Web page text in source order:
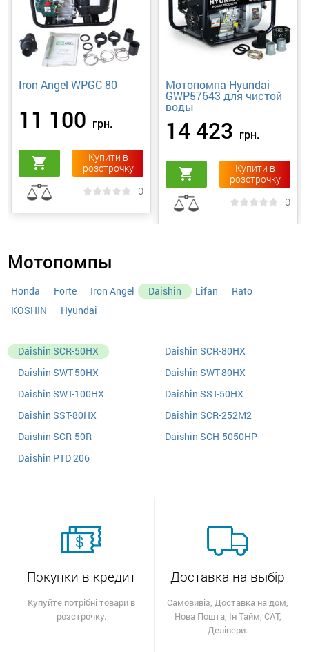
Iron Angel WPGC 80
11 100 грн.
shopping_cart
Купити в
розстрочку
0
Мотопомпа Hyundai
GWP57643 для чистой
воды
14 423 грн.
shopping_cart
Купити в
розстрочку
0
Мотопомпы
Honda Forte Iron Angel Daishin Lifan
Rato
KOSHIN
Hyundai
Daishin SCR-50HX
Daishin SCR-80HX
Daishin SWT-50HX
Daishin SWT-80HX
Daishin SWT-100HX
Daishin SST-50HX
Daishin SST-80HX
Daishin SCR-252M2
Daishin SCR-50R
Daishin SCH-5050HP
Daishin PTD 206
Покупки в кредит
Купуйте потрібні товари в
розстрочку.
Доставка на выбір
Самовивіз, Доставка на дом,
Нова Пошта, Ін Тайм, САТ,
Делівери.